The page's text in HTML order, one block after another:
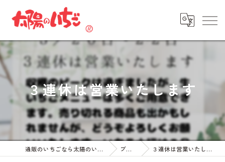
３連休は営業いたします
通販のいちごなら太陽のいちご ブログ ３連休は営業いたします